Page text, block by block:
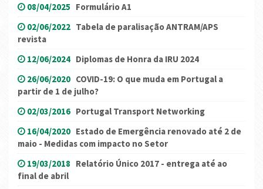
08/04/2025 Formulário A1
02/06/2022 Tabela de paralisação ANTRAM/APS
revista
12/06/2024 Diplomas de Honra da IRU 2024
26/06/2020 COVID-19: O que muda em Portugal a
partir de 1 de julho?
02/03/2016 Portugal Transport Networking
16/04/2020 Estado de Emergência renovado até 2 de
maio - Medidas com impacto no Setor
19/03/2018 Relatório Único 2017 - entrega até ao
final de abril